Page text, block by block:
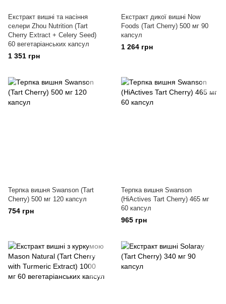
Екстракт вишні та насіння
селери Zhou Nutrition (Tart
Cherry Extract + Celery Seed)
60 вегетаріанських капсул
1 351 грн
Екстракт дикої вишні Now
Foods (Tart Cherry) 500 мг 90
капсул
1 264 грн
Терпка вишня Swanson (Tart
Cherry) 500 мг 120 капсул
754 грн
Терпка вишня Swanson
(HiActives Tart Cherry) 465 мг
60 капсул
965 грн